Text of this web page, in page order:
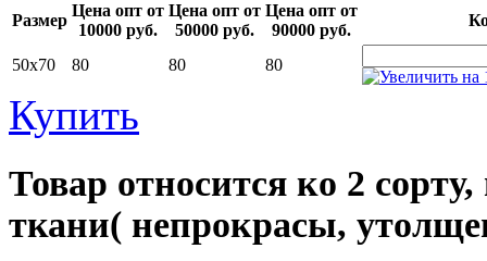
Размер
Цена опт от
10000 руб.
Цена опт от
50000 руб.
Цена опт от
90000 руб.
50х70 80 80 80
Купить
Товар относится ко 2
ткани( непрокрасы,